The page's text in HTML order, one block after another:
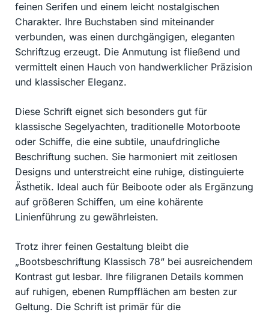
feinen Serifen und einem leicht nostalgischen
Charakter. Ihre Buchstaben sind miteinander
verbunden, was einen durchgängigen, eleganten
Schriftzug erzeugt. Die Anmutung ist fließend und
vermittelt einen Hauch von handwerklicher Präzision
und klassischer Eleganz.
Diese Schrift eignet sich besonders gut für
klassische Segelyachten, traditionelle Motorboote
oder Schiffe, die eine subtile, unaufdringliche
Beschriftung suchen. Sie harmoniert mit zeitlosen
Designs und unterstreicht eine ruhige, distinguierte
Ästhetik. Ideal auch für Beiboote oder als Ergänzung
auf größeren Schiffen, um eine kohärente
Linienführung zu gewährleisten.
Trotz ihrer feinen Gestaltung bleibt die
„Bootsbeschriftung Klassisch 78“ bei ausreichendem
Kontrast gut lesbar. Ihre filigranen Details kommen
auf ruhigen, ebenen Rumpfflächen am besten zur
Geltung. Die Schrift ist primär für die